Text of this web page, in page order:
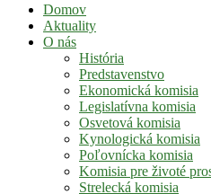
Domov
Aktuality
O nás
História
Predstavenstvo
Ekonomická komisia
Legislatívna komisia
Osvetová komisia
Kynologická komisia
Poľovnícka komisia
Komisia pre životé
Strelecká komisia